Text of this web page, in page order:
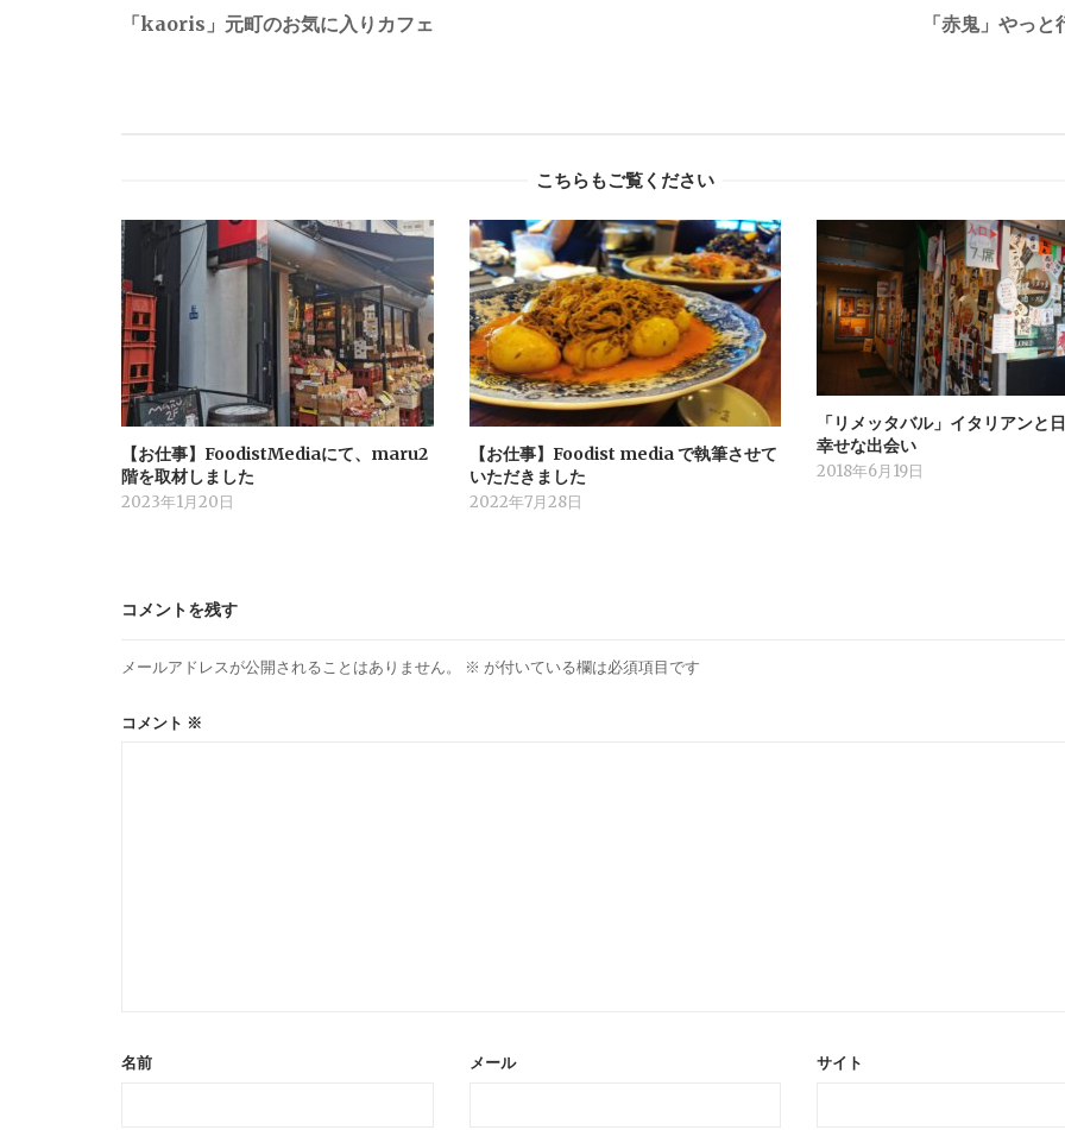
navigation
「kaoris」元町のお気に入りカフェ 「赤鬼」やっ
こちらもご覧ください
【お仕事】FoodistMediaにて、maru2
階を取材しました
2023年1月20日
【お仕事】Foodist media で執筆させて
いただきました
2022年7月28日
「リメッタバル」イタリアンと
幸せな出会い
2018年6月19日
コメントを残す
メールアドレスが公開されることはありません。 ※ が付いている欄は必須項目です
コメント ※
名前 メール サイト